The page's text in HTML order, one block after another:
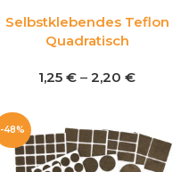
Selbstklebendes Teflon
Quadratisch
1,25 € – 2,20 €
-48%